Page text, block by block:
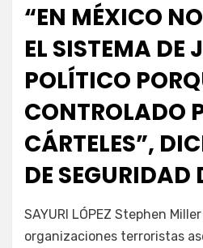
“EN MÉXICO
EL SISTEMA DE
POLÍTICO
CONTROLADO
CÁRTELES”,
DE SEGURIDAD
porFernando Miranda Servín
SAYURI LÓPEZ Stephen
organizaciones terroristas